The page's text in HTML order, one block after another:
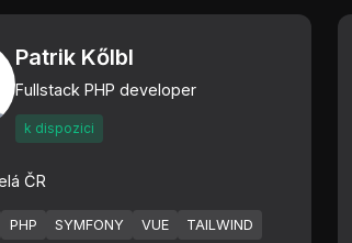
Patrik Kőlbl
Fullstack PHP developer
k dispozici
ČR
PHP SYMFONY VUE
TAILWIND